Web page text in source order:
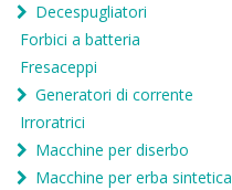
Decespugliatori
Forbici a batteria
Fresaceppi
Generatori di corrente
Irroratrici
Macchine per diserbo
Macchine per erba sintetica